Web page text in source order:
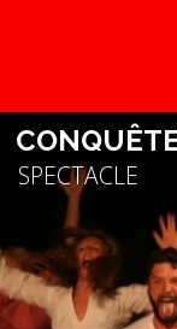
SPECTACLE